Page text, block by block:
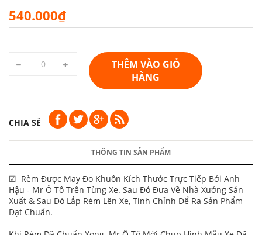
540.000₫
THÊM VÀO GIỎ
HÀNG
CHIA SẺ
THÔNG TIN SẢN PHẨM
☑ Rèm Được May Đo Khuôn Kích Thước Trực Tiếp Bởi Anh
Hậu - Mr Ô Tô Trên Từng Xe. Sau Đó Đưa Về Nhà Xưởng Sản
Xuất & Sau Đó Lắp Rèm Lên Xe, Tinh Chỉnh Để Ra Sản Phẩm
Đạt Chuẩn.